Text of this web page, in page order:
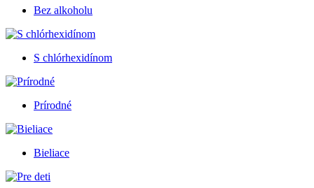
Bez alkoholu
S chlórhexidínom
Prírodné
Bieliace